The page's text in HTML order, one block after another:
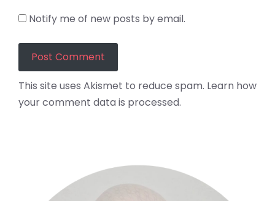
Notify me of new posts by email.
This site uses Akismet to reduce spam. Learn how
your comment data is processed.